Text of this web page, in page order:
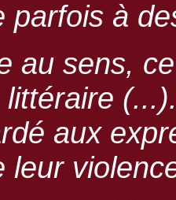
parfois à
au sens,
aux
leur